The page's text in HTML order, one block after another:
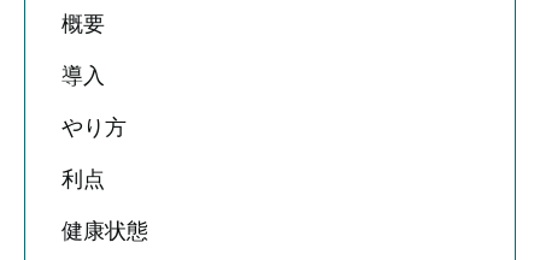
概要
導入
やり方
利点
健康状態